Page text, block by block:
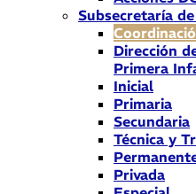
Subsecretaría
Dirección
Primera
Inicial
Primaria
Secundaria
Técnica y
Privada